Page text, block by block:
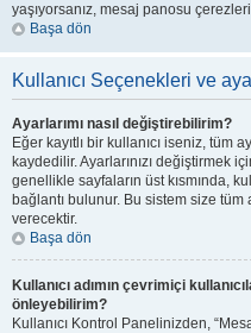
yaşıyorsanız, mesaj panosu
Başa dön
Kullanıcı Seçenekleri ve
Ayarlarımı nasıl değiştirebilirim?
Eğer kayıtlı bir kullanıcı iseniz, tüm
kaydedilir. Ayarlarınızı değiştirmek
genellikle sayfaların üst kısmında,
bağlantı bulunur. Bu sistem size tüm
verecektir.
Başa dön
Kullanıcı adımın çevrimiçi
önleyebilirim?
Kullanıcı Kontrol Panelinizden,